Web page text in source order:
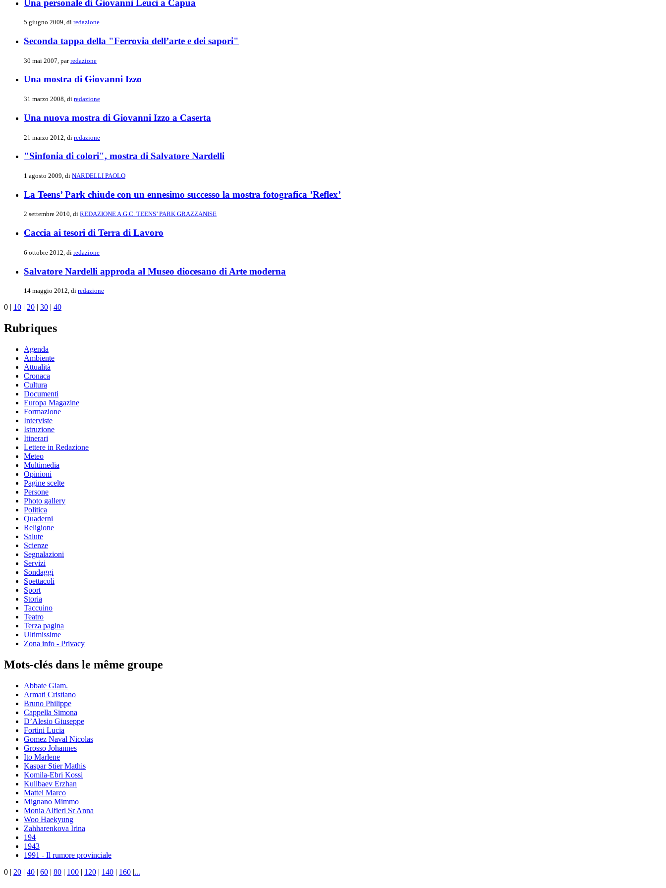
Una personale di Giovanni Leuci a Capua
5 giugno 2009, di redazione
Seconda tappa della "Ferrovia dell’arte e dei sapori"
30 mai 2007, parredazione
Una mostra di Giovanni Izzo
31 marzo 2008, di redazione
Una nuova mostra di Giovanni Izzo a Caserta
21 marzo 2012, di redazione
"Sinfonia di colori", mostra di Salvatore Nardelli
1 agosto 2009, di NARDELLI PAOLO
La Teens’ Park chiude con un ennesimo successo la mostra fotografica ’Reflex’
2 settembre 2010, di REDAZIONE A.G.C. TEENS’ PARK GRAZZANISE
Caccia ai tesori di Terra di Lavoro
6 ottobre 2012, di redazione
Salvatore Nardelli approda al Museo diocesano di Arte moderna
14 maggio 2012, di redazione
0 | 10 | 20 | 30 | 40
Rubriques
Agenda
Ambiente
Attualità
Cronaca
Cultura
Documenti
Europa Magazine
Formazione
Interviste
Istruzione
Itinerari
Lettere in Redazione
Meteo
Multimedia
Opinioni
Pagine scelte
Persone
Photo gallery
Politica
Quaderni
Religione
Salute
Scienze
Segnalazioni
Servizi
Sondaggi
Spettacoli
Sport
Storia
Taccuino
Teatro
Terza pagina
Ultimissime
Zona info - Privacy
Mots-clés dans le même groupe
Abbate Giam.
Armati Cristiano
Bruno Philippe
Cappella Simona
D’Alesio Giuseppe
Fortini Lucia
Gomez Naval Nicolas
Grosso Johannes
Ito Marlene
Kaspar Stier Mathis
Komila-Ebri Kossi
Kulibaev Erzhan
Mattei Marco
Mignano Mimmo
Monia Alfieri Sr Anna
Woo Haekyung
Zahharenkova Irina
194
1943
1991 - Il rumore provinciale
0 | 20 | 40 | 60 | 80 | 100 | 120 | 140 | 160 |...